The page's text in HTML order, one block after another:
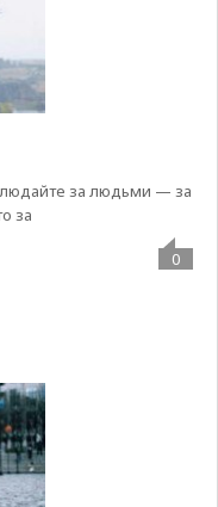
за людьми — за
за
0